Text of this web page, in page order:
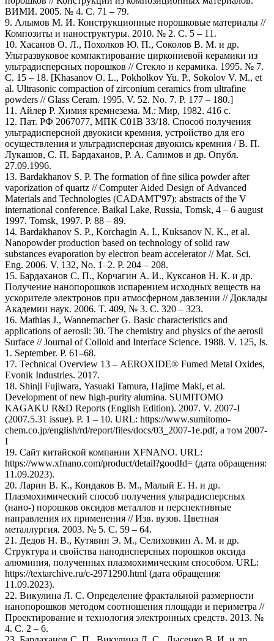
ВИМИ. 2005. № 4. С. 71 – 79.
9. Алымов М. И. Конструкционные порошковые материалы //
Композиты и наноструктуры. 2010. № 2. С. 5 – 11.
10. Хасанов О. Л., Похолков Ю. П., Соколов В. М. и др.
Ультразвуковое компактирование циркониевой керамики из
ультрадисперсных порошков // Стекло и керамика. 1995. № 7.
С. 15 – 18. [Khasanov O. L., Pokholkov Yu. P., Sokolov V. M., et
al. Ultrasonic compaction of zirconium ceramics from ultrafine
powders // Glass Ceram. 1995. V. 52. No. 7. P. 177 – 180.]
11. Айлер Р. Химия кремнезема. М.: Мир, 1982. 416 с.
12. Пат. РФ 2067077, МПК С01В 33/18. Способ получения
ультрадисперсной двуокиси кремния, устройство для его
осуществления и ультрадисперсная двуокись кремния / В. П.
Лукашов, С. П. Бардаханов, Р. А. Салимов и др. Опубл.
27.09.1996.
13. Bardakhanov S. P. The formation of fine silica powder after
vaporization of quartz // Computer Aided Design of Advanced
Materials and Technologies (CADAMT'97): abstracts of the V
international conference. Baikal Lake, Russia, Tomsk, 4 – 6 august
1997. Tomsk, 1997. P. 88 – 89.
14. Bardakhanov S. P., Korchagin A. I., Kuksanov N. K., et al.
Nanopowder production based on technology of solid raw
substances evaporation by electron beam accelerator // Mat. Sci.
Eng. 2006. V. 132, No. 1–2. P. 204 – 208.
15. Бардаханов С. П., Корчагин А. И., Куксанов Н. К. и др.
Получение нанопорошков испарением исходных веществ на
ускорителе электронов при атмосферном давлении // Доклады
Академии наук. 2006. T. 409, № 3. С. 320 – 323.
16. Mathias J., Wannemacher G. Basic characteristics and
applications of aerosil: 30. The chemistry and physics of the aerosil
Surface // Journal of Colloid and Interface Science. 1988. V. 125, Is.
1. September. P. 61–68.
17. Technical Overview 13 – AEROXIDE® Fumed Metal Oxides,
Evonik Industries. 2017.
18. Shinji Fujiwara, Yasuaki Tamura, Hajime Maki, et al.
Development of new high-purity alumina. SUMITOMO
KAGAKU R&D Reports (English Edition). 2007. V. 2007-I
(2007.5.31 issue). P. 1 – 10. URL: https://www.sumitomo-
chem.co.jp/english/rd/report/files/docs/03_2007-1e.pdf, а том 2007-
I
19. Сайт китайской компании XFNANO. URL:
https://www.xfnano.com/product/detail?goodId= (дата обращения:
11.09.2023).
20. Ларин В. К., Кондаков В. М., Малый Е. Н. и др.
Плазмохимический способ получения ультрадисперсных
(нано-) порошков оксидов металлов и перспективные
направления их применения // Изв. вузов. Цветная
металлургия. 2003. № 5. С. 59 – 64.
21. Дедов Н. В., Кутявин Э. М., Селиховкин А. М. и др.
Структура и свойства нанодисперсных порошков оксида
алюминия, полученных плазмохимическим способом. URL:
https://textarchive.ru/c-2971290.html (дата обращения:
11.09.2023).
22. Викулина Л. С. Определение фрактальной размерности
нанопорошков методом соотношения площади и периметра //
Проектирование и технология электронных средств. 2013. №
4. С. 2 – 6.